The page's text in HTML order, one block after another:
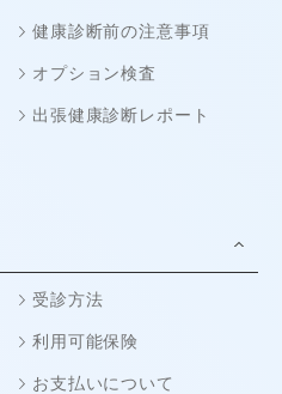
健康診断前の注意事項
オプション検査
出張健康診断レポート
受診方法
利用可能保険
お支払いについて